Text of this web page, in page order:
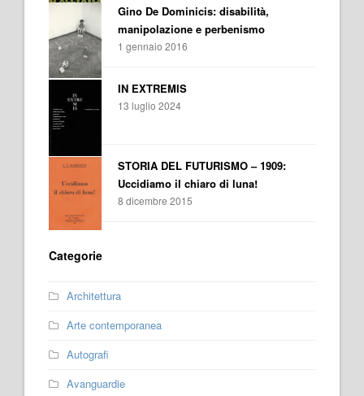
Gino De Dominicis: disabilità,
manipolazione e perbenismo
1 gennaio 2016
IN EXTREMIS
13 luglio 2024
STORIA DEL FUTURISMO – 1909:
Uccidiamo il chiaro di luna!
8 dicembre 2015
Categorie
Architettura
Arte contemporanea
Autografi
Avanguardie